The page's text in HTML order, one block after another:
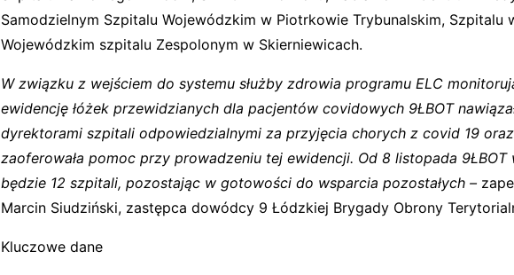
Samodzielnym Szpitalu Wojewódzkim w Piotrkowie Trybunalskim, Szpitalu
Wojewódzkim szpitalu Zespolonym w Skierniewicach.
W związku z wejściem do systemu służby zdrowia programu ELC
ewidencję łóżek przewidzianych dla pacjentów covidowych 9ŁBOT
dyrektorami szpitali odpowiedzialnymi za przyjęcia chorych z covid 19 oraz
zaoferowała pomoc przy prowadzeniu tej ewidencji. Od 8 listopada 9ŁBOT
będzie 12 szpitali, pozostając w gotowości do wsparcia pozostałych –
Marcin Siudziński, zastępca dowódcy 9 Łódzkiej Brygady Obrony
Kluczowe dane